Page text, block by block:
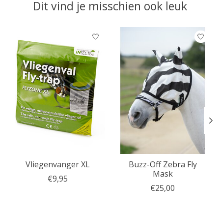
Dit vind je misschien ook leuk
Items van productcarrousel
Vliegenvanger XL
€9,95
Buzz-Off Zebra Fly
Mask
€25,00